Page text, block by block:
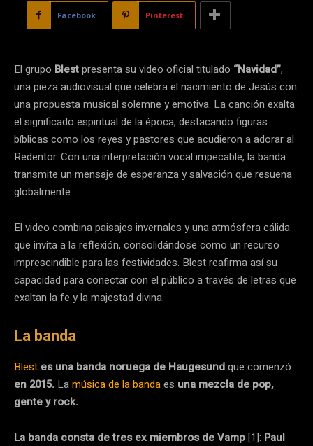
Facebook Pinterest
El grupo Blestpresenta su video oficial titulado “Navidad”,
una pieza audiovisual que celebra el nacimiento de Jesús con
una propuesta musical solemne y emotiva. La canción exalta
el significado espiritual de la época, destacando figuras
bíblicas como los reyes y pastores que acudieron a adorar al
Redentor. Con una interpretación vocal impecable, la banda
transmite un mensaje de esperanza y salvación que resuena
globalmente.
El video combina paisajes invernales y una atmósfera cálida
que invita a la reflexión, consolidándose como un recurso
imprescindible para las festividades. Blest reafirma así su
capacidad para conectar con el público a través de letras que
exaltan la fe y la majestad divina.
La banda
Blest es una banda noruega de Haugesundque comenzó
en 2015. Lamúsica de la bandaes una mezcla de pop,
gente y rock.
La banda consta de tres ex miembros de Vamp[1]: Paul